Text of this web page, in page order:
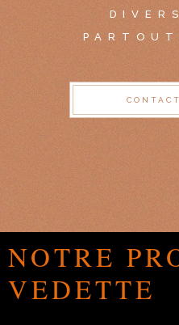
NOTRE
VEDETTE